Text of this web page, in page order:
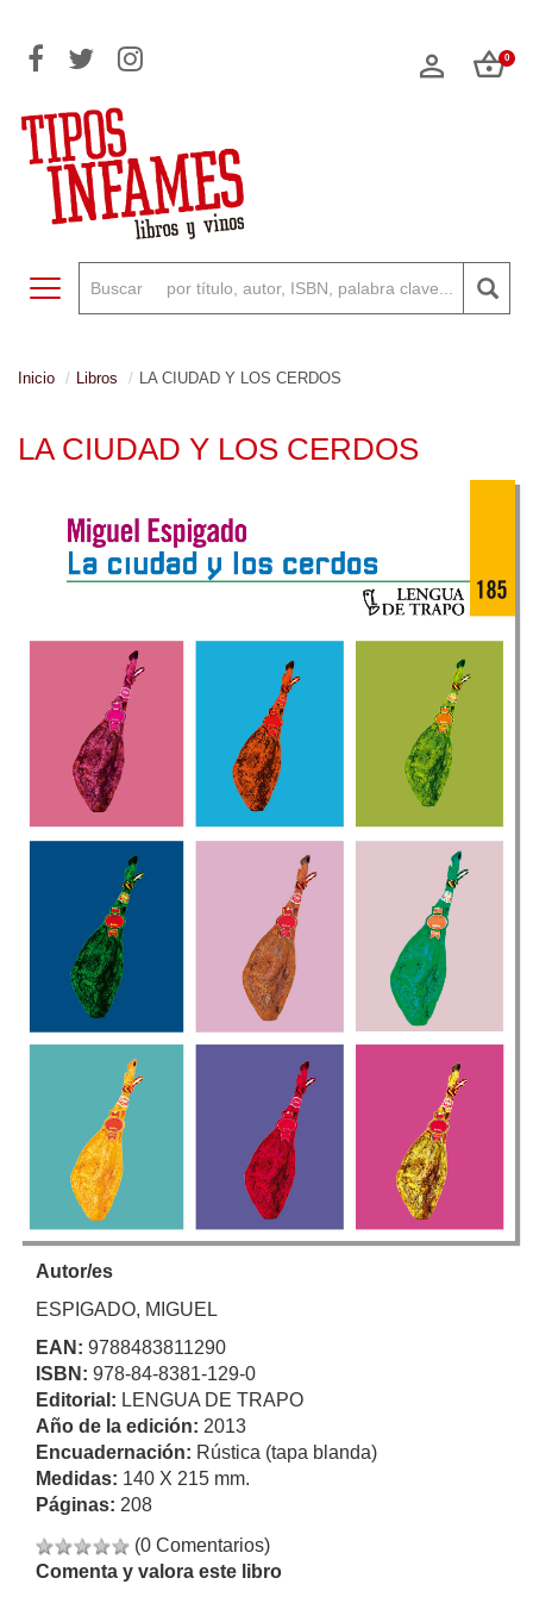
0
Toggle navigation
Inicio Libros LA CIUDAD Y LOS CERDOS
LA CIUDAD Y LOS CERDOS
Autor/es
ESPIGADO, MIGUEL
EAN: 9788483811290
ISBN: 978-84-8381-129-0
Editorial: LENGUA DE TRAPO
Año de la edición: 2013
Encuadernación: Rústica (tapa blanda)
Medidas: 140 X 215 mm.
Páginas: 208
(0 Comentarios)
Comenta y valora este libro